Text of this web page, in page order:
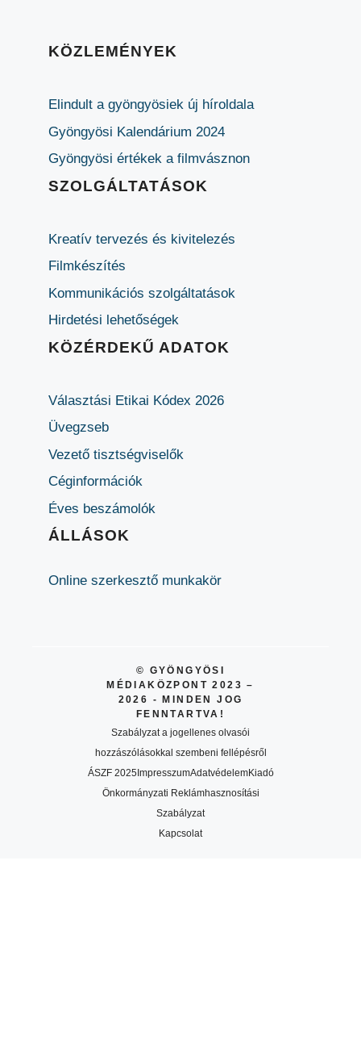
KÖZLEMÉNYEK
Elindult a gyöngyösiek új híroldala
Gyöngyösi Kalendárium 2024
Gyöngyösi értékek a filmvásznon
SZOLGÁLTATÁSOK
Kreatív tervezés és kivitelezés
Filmkészítés
Kommunikációs szolgáltatások
Hirdetési lehetőségek
KÖZÉRDEKŰ ADATOK
Választási Etikai Kódex 2026
Üvegzseb
Vezető tisztségviselők
Céginformációk
Éves beszámolók
ÁLLÁSOK
Online szerkesztő munkakör
© GYÖNGYÖSI
MÉDIAKÖZPONT 2023 –
2026 - MINDEN JOG
FENNTARTVA!
Szabályzat a jogellenes olvasói
hozzászólásokkal szembeni fellépésről
ÁSZF 2025ImpresszumAdatvédelemKiadó
Önkormányzati Reklámhasznosítási
Szabályzat
Kapcsolat